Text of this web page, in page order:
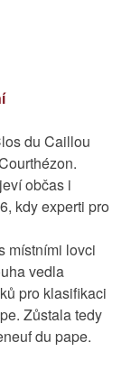
du Caillou
občas i
kdy experti pro
místními lovci
vedla
pro klasifikaci
Zůstala tedy
du pape.